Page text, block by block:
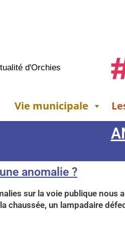
d'Orchies
Vie municipale
anomalie ?
sur la voie publique
chaussée, un lampadaire